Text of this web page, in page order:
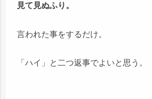
見て見ぬふり。
言われた事をするだけ。
「ハイ」と二つ返事でよいと思う。